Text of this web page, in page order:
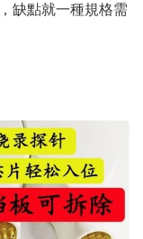
缺點就一種規格需